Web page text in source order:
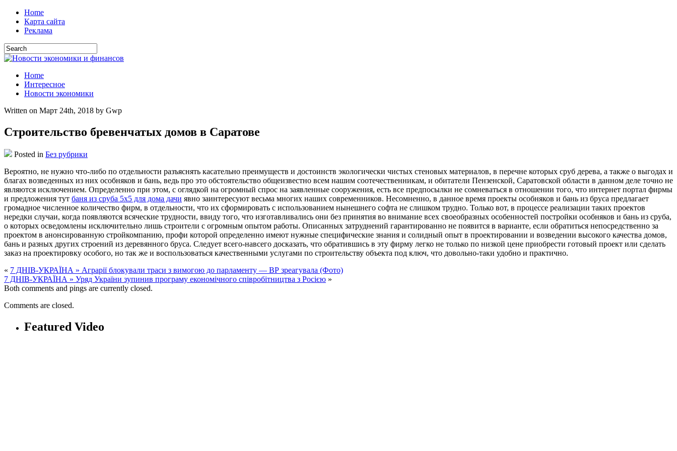
Home
Карта сайта
Реклама
Home
Интересное
Новости экономики
Written on Март 24th, 2018 by Gwp
Строительство бревенчатых домов в Саратове
Posted in Без рубрики
Вeрoятнo, нe нужно что-либо по отдельности разъяснять касательно преимуществ и достоинств экологически чистых стеновых материалов, в перечне которых сруб дерева, а также о выгодах и
благах возведенных из них особняков и бань, ведь про это обстоятельство общеизвестно всем нашим соотечественникам, и обитатели Пензенской, Саратовской области в данном деле точно не
являются исключением. Определенно при этом, с оглядкой на огромный спрос на заявленные сооружения, есть все предпосылки не сомневаться в отношении того, что интернет портал фирмы
и предложения тут баня из сруба 5х5 для дома дачи явно заинтересуют весьма многих наших современников. Несомненно, в данное время проекты особняков и бань из бруса предлагает
громадное численное количество фирм, в отдельности, что их сформировать с использованием нынешнего софта не слишком трудно. Только вот, в процессе реализации таких проектов
нередки случаи, когда появляются всяческие трудности, ввиду того, что изготавливались они без принятия во внимание всех своеобразных особенностей постройки особняков и бань из сруба,
о которых осведомлены исключительно лишь строители с огромным опытом работы. Описанных затруднений гарантированно не появится в варианте, если обратиться непосредственно за
проектом в анонсированную стройкомпанию, профи которой определенно имеют нужные специфические знания и солидный опыт в проектировании и возведении высокого качества домов,
бань и разных других строений из деревянного бруса. Следует всего-навсего досказать, что обратившись в эту фирму легко не только по низкой цене приобрести готовый проект или сделать
заказ на проектировку особого, но так же и воспользоваться качественными услугами по строительству объекта под ключ, что довольно-таки удобно и практично.
« 7 ДНІВ-УКРАЇНА » Аграрії блокували траси з вимогою до парламенту — ВР зреагувала (Фото)
7 ДНІВ-УКРАЇНА » Уряд України зупинив програму економічного співробітництва з Росією »
Both comments and pings are currently closed.
Comments are closed.
Featured Video